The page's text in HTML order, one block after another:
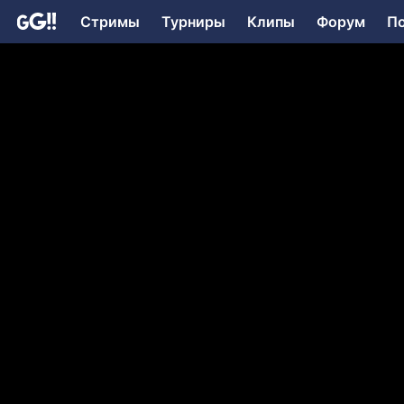
Стримы Турниры Клипы Форум